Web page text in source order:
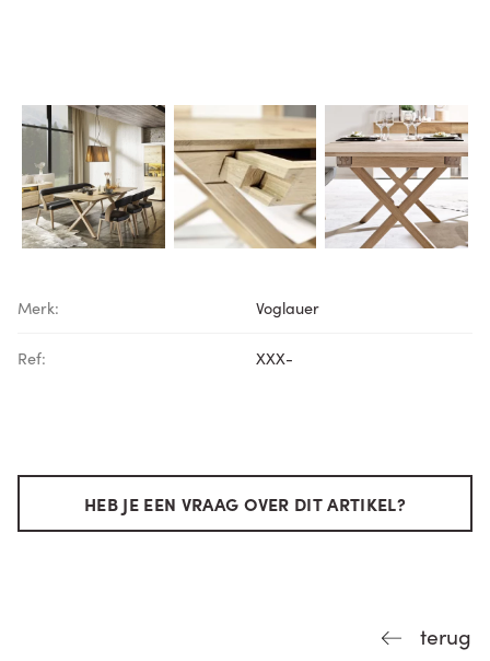
Merk: Voglauer
Ref: XXX-
HEB JE EEN VRAAG OVER DIT ARTIKEL?
terug